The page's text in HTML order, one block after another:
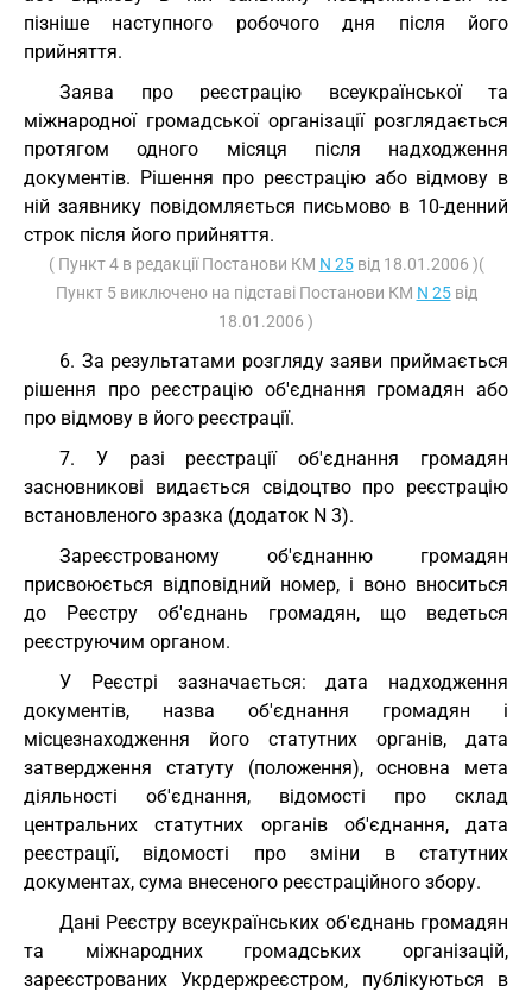
пізніше наступного робочого дня після його
прийняття.
Заява про реєстрацію всеукраїнської та
міжнародної громадської організації розглядається
протягом одного місяця після надходження
документів. Рішення про реєстрацію або відмову в
ній заявнику повідомляється письмово в 10-денний
строк після його прийняття.
( Пункт 4 в редакції Постанови КМ N 25від 18.01.2006 )(
Пункт 5 виключено на підставі Постанови КМ N 25від
18.01.2006 )
6. За результатами розгляду заяви приймається
рішення про реєстрацію об'єднання громадян або
про відмову в його реєстрації.
7. У разі реєстрації об'єднання громадян
засновникові видається свідоцтво про реєстрацію
встановленого зразка (додаток N 3).
Зареєстрованому об'єднанню громадян
присвоюється відповідний номер, і воно вноситься
до Реєстру об'єднань громадян, що ведеться
реєструючим органом.
У Реєстрі зазначається: дата надходження
документів, назва об'єднання громадян і
місцезнаходження його статутних органів, дата
затвердження статуту (положення), основна мета
діяльності об'єднання, відомості про склад
центральних статутних органів об'єднання, дата
реєстрації, відомості про зміни в статутних
документах, сума внесеного реєстраційного збору.
Дані Реєстру всеукраїнських об'єднань громадян
та міжнародних громадських організацій,
зареєстрованих Укрдержреєстром, публікуються в